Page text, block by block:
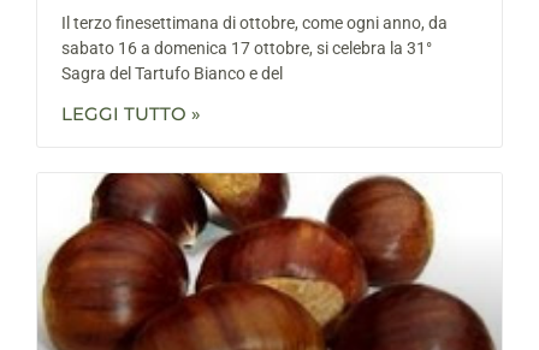
Il terzo finesettimana di ottobre, come ogni anno, da
sabato 16 a domenica 17 ottobre, si celebra la 31°
Sagra del Tartufo Bianco e del
LEGGI TUTTO »